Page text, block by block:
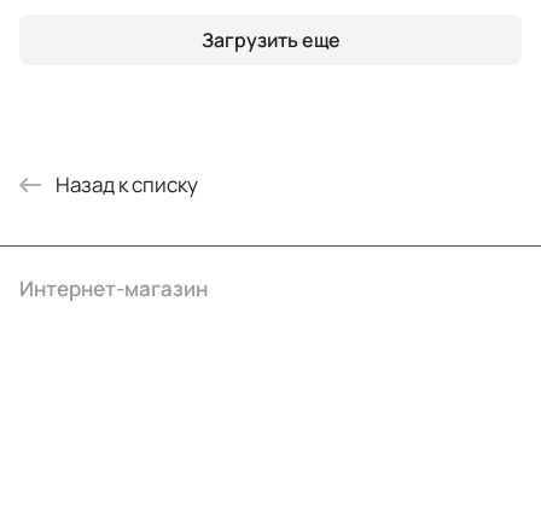
Загрузить еще
Назад к списку
Интернет-магазин